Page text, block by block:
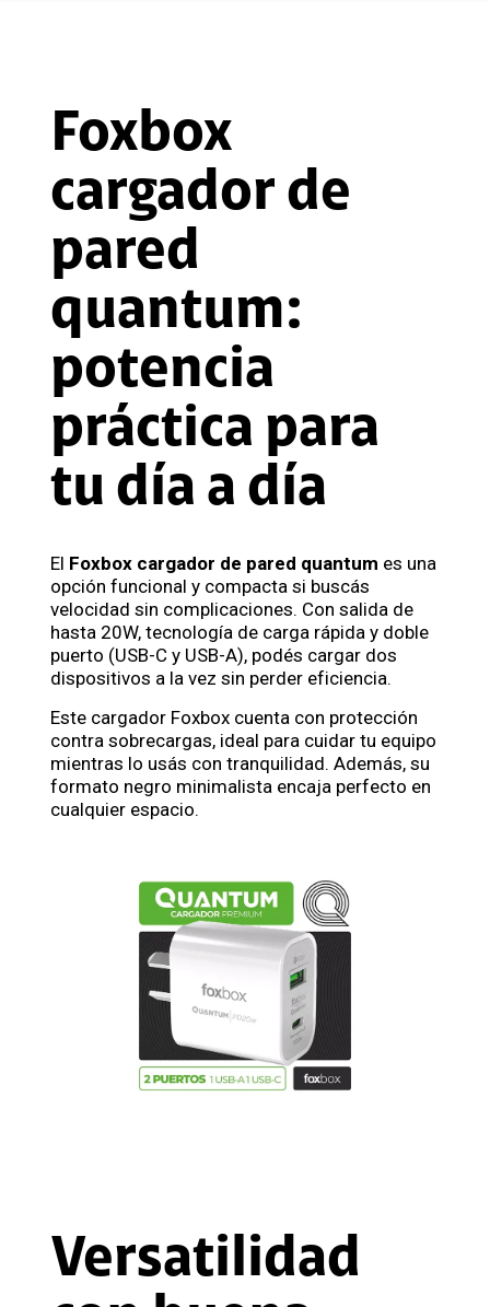
Foxbox
cargador de
pared
quantum:
potencia
práctica para
tu día a día
El Foxbox cargador de pared quantum es una
opción funcional y compacta si buscás
velocidad sin complicaciones. Con salida de
hasta 20W, tecnología de carga rápida y doble
puerto (USB-C y USB-A), podés cargar dos
dispositivos a la vez sin perder eficiencia.
Este cargador Foxbox cuenta con protección
contra sobrecargas, ideal para cuidar tu equipo
mientras lo usás con tranquilidad. Además, su
formato negro minimalista encaja perfecto en
cualquier espacio.
Versatilidad